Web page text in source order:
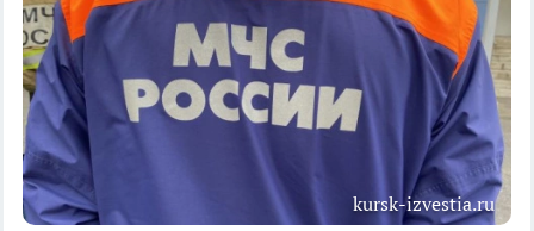
kursk-izvestia.ru